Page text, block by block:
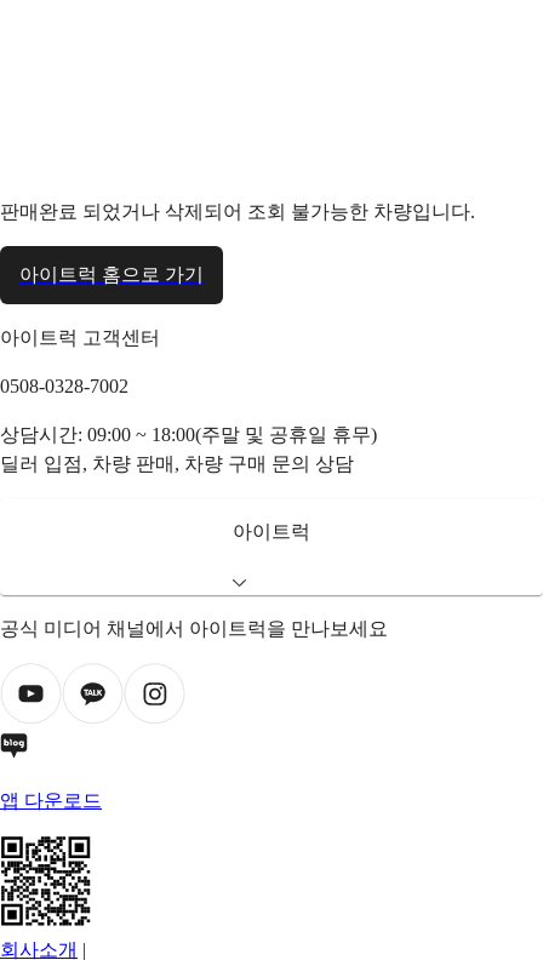
판매완료 되었거나 삭제되어 조회 불가능한 차량입니다.
아이트럭 홈으로 가기
아이트럭 고객센터
0508-0328-7002
상담시간: 09:00 ~ 18:00(주말 및 공휴일 휴무)
딜러 입점, 차량 판매, 차량 구매 문의 상담
아이트럭
공식 미디어 채널에서 아이트럭을 만나보세요
앱 다운로드
회사소개 |